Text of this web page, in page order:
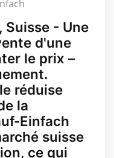
Suisse - Une
d'une
le prix –
réduise
la
Einfach
suisse
ce qui